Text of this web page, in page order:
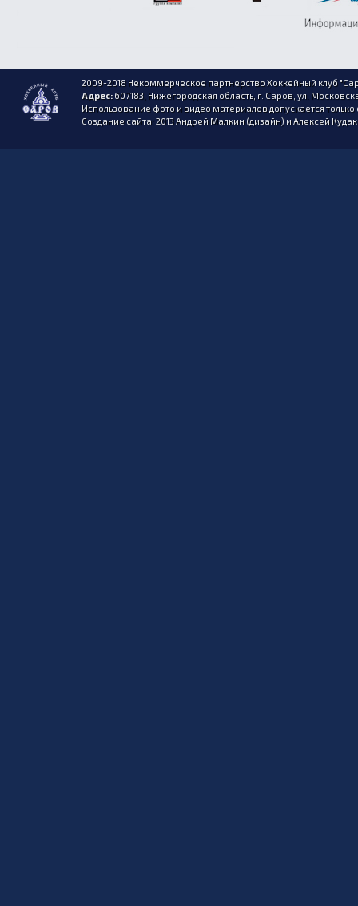
2009-2018 Некоммерческое партнерство Хоккейный клуб
Адрес:607183, Нижегородская область, г. Саров, ул.
Использование фото и видео материалов допускается
Создание сайта: 2013 Андрей Малкин (дизайн) и Алексей